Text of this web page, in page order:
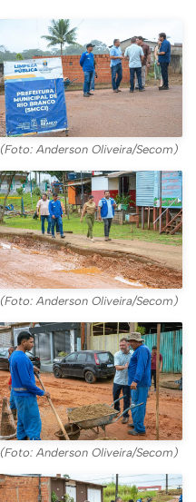
(Foto: Anderson Oliveira/Secom)
(Foto: Anderson Oliveira/Secom)
(Foto: Anderson Oliveira/Secom)